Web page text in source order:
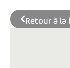
Retour à la